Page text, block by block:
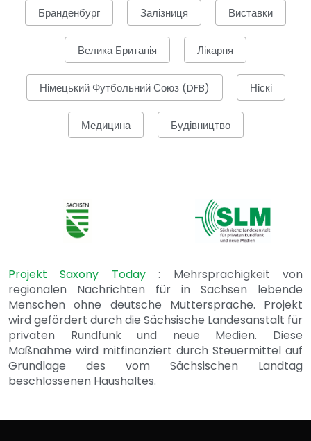
Бранденбург Залізниця Виставки
Велика Британія Лікарня
Німецький Футбольний Союз (DFB) Ніскі
Медицина Будівництво
Projekt Saxony Today: Mehrsprachigkeit von
regionalen Nachrichten für in Sachsen lebende
Menschen ohne deutsche Muttersprache. Projekt
wird gefördert durch die Sächsische Landesanstalt für
privaten Rundfunk und neue Medien. Diese
Maßnahme wird mitfinanziert durch Steuermittel auf
Grundlage des vom Sächsischen Landtag
beschlossenen Haushaltes.